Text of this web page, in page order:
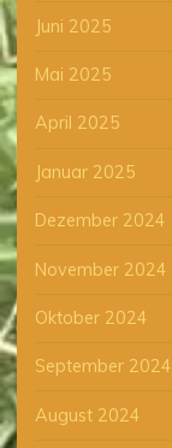
Juni 2025
Mai 2025
April 2025
Januar 2025
Dezember 2024
November 2024
Oktober 2024
September 2024
August 2024